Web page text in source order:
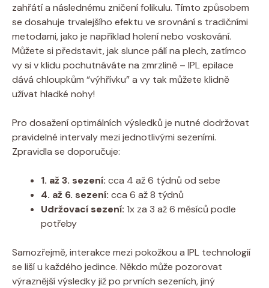
zahřátí a následnému zničení folikulu. Tímto způsobem
se dosahuje trvalejšího efektu ve srovnání s tradičními
metodami, jako je například holení nebo voskování.
Můžete si představit, jak slunce pálí na plech, zatímco
vy si v klidu pochutnáváte na zmrzlině – IPL epilace
dává chloupkům “výhřívku” a vy tak můžete klidně
užívat hladké nohy!
Pro dosažení optimálních výsledků je nutné dodržovat
pravidelné intervaly mezi jednotlivými sezeními.
Zpravidla se doporučuje:
1. až 3. sezení: cca 4 až 6 týdnů od sebe
4. až 6. sezení: cca 6 až 8 týdnů
Udržovací sezení: 1x za 3 až 6 měsíců podle
potřeby
Samozřejmě, interakce mezi pokožkou a IPL technologií
se liší u každého jedince. Někdo může pozorovat
výraznější výsledky již po prvních sezeních, jiný